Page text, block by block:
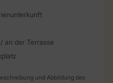
an der Terrasse
und Abbildung des